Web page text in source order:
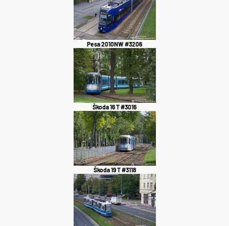
Pesa 2010NW #3206
Škoda 16 T #3016
Škoda 19 T #3118